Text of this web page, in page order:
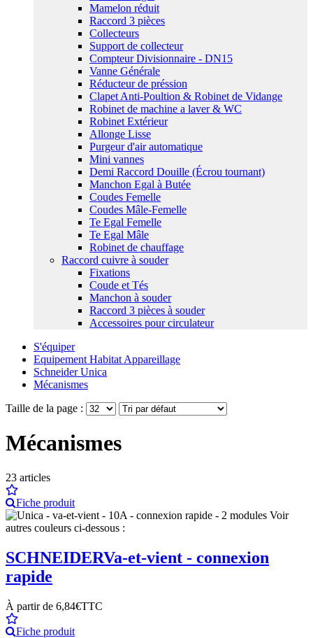
Mamelon réduit
Raccord 3 pièces
Collecteurs
Support de collecteur
Compteur Divisionnaire - DN15
Vanne Générale
Réducteur de préssion
Clapet Anti-Poultion & Robinet de Vidange
Robinet de machine a laver & WC
Robinet Extérieur
Allonge Lisse
Purgeur d'air automatique
Mini vannes
Demi Raccord Douille (Écrou tournant)
Manchon Egal à Butée
Coudes Femelle
Coudes Mâle-Femelle
Te Egal Femelle
Te Egal Mâle
Robinet de chauffage
Raccord cuivre à souder
Fixations
Coude et Tés
Manchon à souder
Raccord 3 pièces à souder
Accessoires pour circulateur
S'équiper
Equipement Habitat Appareillage
Schneider Unica
Mécanismes
Taille de la page :
Mécanismes
23 articles
Fiche produit
SCHNEIDERVa-et-vient - connexion
rapide
À partir de 6,84€TTC
Fiche produit